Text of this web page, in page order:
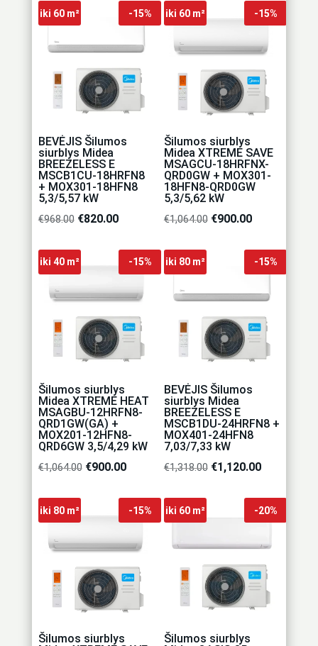
was:
€713.00.
is:
€600.00.
was:
€750.00.
is:
€635.00.
iki 60 m² -15%
BEVĖJIS Šilumos
siurblys Midea
BREEZELESS E
MSCB1CU-18HRFN8
+ MOX301-18HFN8
5,3/5,57 kW
€968.00 Original
was:
€968.00.
€820.00Current
is:
€820.00.
iki 60 m² -15%
Šilumos siurblys
Midea XTREME SAVE
MSAGCU-18HRFNX-
QRD0GW + MOX301-
18HFN8-QRD0GW
5,3/5,62 kW
€1,064.00 Original
€1,064.00.
€900.00Current
is:
€900.00.
iki 40 m² -15%
Šilumos siurblys
Midea XTREME HEAT
MSAGBU-12HRFN8-
QRD1GW(GA) +
MOX201-12HFN8-
QRD6GW 3,5/4,29 kW
€1,064.00 Original
€1,064.00.
€900.00Current
€900.00.
iki 80 m² -15%
BEVĖJIS Šilumos
siurblys Midea
BREEZELESS E
MSCB1DU-24HRFN8 +
MOX401-24HFN8
7,03/7,33 kW
€1,318.00 Original
€1,318.00.
€1,120.00Current
€1,120.00.
iki 80 m² -15%
Šilumos siurblys
iki 60 m² -20%
Šilumos siurblys